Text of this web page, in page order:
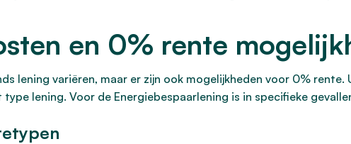
en 0% rente
lening variëren, maar er zijn ook mogelijkheden voor 0% rente.
lening. Voor de Energiebespaarlening is in specifieke